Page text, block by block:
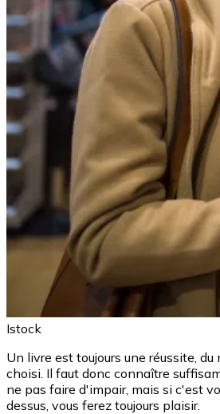
Istock
Un livre est toujours une réussite,
choisi. Il faut donc connaître
ne pas faire d'impair, mais si c'est
dessus, vous ferez toujours plaisir.